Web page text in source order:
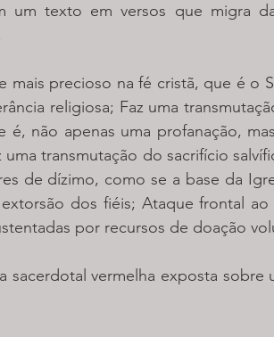
um texto em versos que migra
mais precioso na fé cristã, que é o
religiosa; Faz uma
não apenas uma profanação,
uma transmutação do sacrifício
de dízimo, como se a base da
dos fiéis; Ataque frontal
por recursos de doação
sacerdotal vermelha exposta